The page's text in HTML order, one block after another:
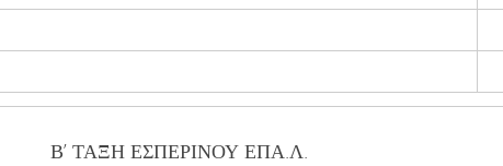
Β’ ΤΑΞΗ ΕΣΠΕΡΙΝΟΥ ΕΠΑ.Λ.